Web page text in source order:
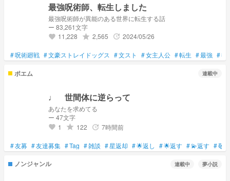
最強呪術師、転生しました
最強呪術師が異能のある世界に転生する話
ー 83,261文字
favorite 11,228 grade 2,565 update 2024/05/26
#呪術廻戦 #文豪ストレイドッグス #文スト #女主人公 #転生 #最強 #術
ポエム 連載中
♩ 世間体に逆らって
あなたを求めてる
ー 47文字
favorite 1 grade 122 update 7時間前
#友募 #友達募集 #Tag #雑談 #星返却 #🌟返し #🌟返す #💫返す #敬語
ノンジャンル 連載中 夢小説